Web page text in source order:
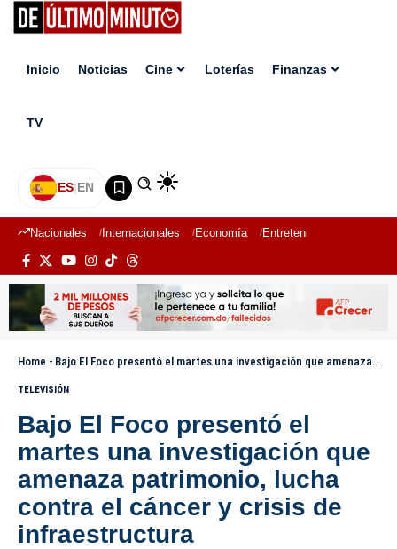
Inicio Noticias Cine Loterías Finanzas
TV
ES|EN
Nacionales Internacionales Economía Entretenimiento
Home - Bajo El Foco presentó el martes una investigación que amenaza patrimonio, lucha contra el cáncer y crisis de infraestructura
TELEVISIÓN
Bajo El Foco presentó el
martes una investigación que
amenaza patrimonio, lucha
contra el cáncer y crisis de
infraestructura